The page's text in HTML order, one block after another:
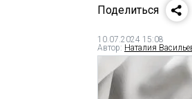
Поделиться
10.07.2024 15:08
Автор: Наталия